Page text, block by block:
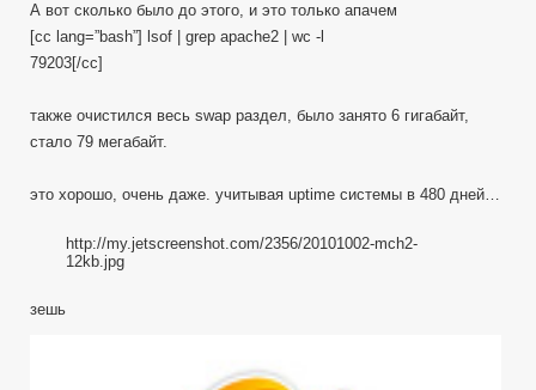
А вот сколько было до этого, и это только апачем
[cc lang=”bash”] lsof | grep apache2 | wc -l
79203[/cc]
также очистился весь swap раздел, было занято 6 гигабайт,
стало 79 мегабайт.
это хорошо, очень даже. учитывая uptime системы в 480 дней…
http://my.jetscreenshot.com/2356/20101002-mch2-
12kb.jpg
зешь